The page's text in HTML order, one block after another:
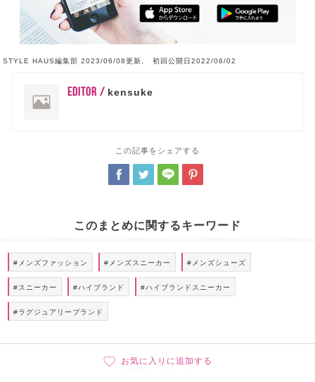
お気に入りに追加する
STYLE HAUS編集部 2023/06/08更新, 初回公開日2022/06/02
EDITOR / kensuke
この記事をシェアする
このまとめに関するキーワード
#メンズファッション #メンズスニーカー #メンズシューズ
#スニーカー #ハイブランド #ハイブランドスニーカー
#ラグジュアリーブランド
掲載ブランド